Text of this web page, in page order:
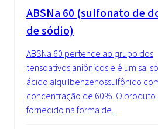
ABSNa 60 (sulfonato de
de sódio)
ABSNa 60 pertence ao grupo dos
tensoativos aniônicos e é um sal
ácido alquilbenzenossulfônico
concentração de 60%. O produto
fornecido na forma de...